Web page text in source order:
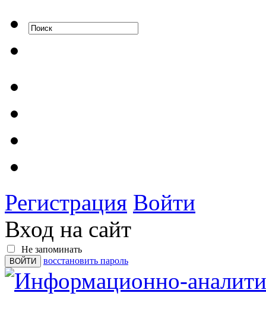
Регистрация Войти
Вход на сайт
Не запоминать
восстановить пароль